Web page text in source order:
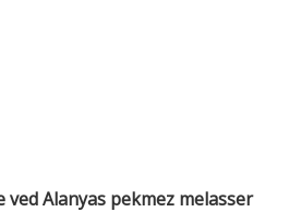
Alanyas pekmez melasser